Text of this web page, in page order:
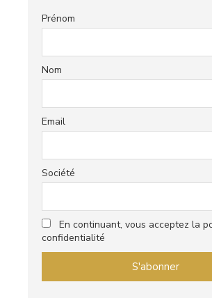
Prénom
Nom
Email
Société
En continuant, vous acceptez la
confidentialité